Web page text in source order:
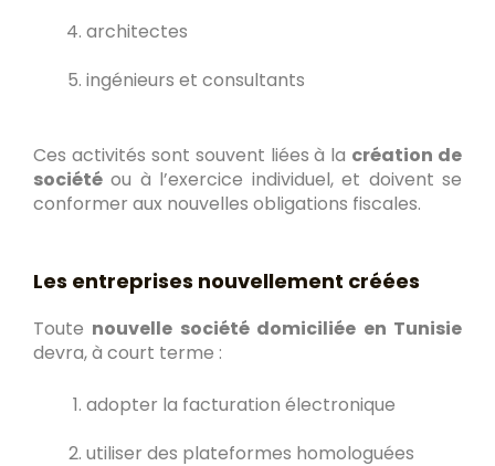
architectes
ingénieurs et consultants
Ces activités sont souvent liées à la création de
société ou à l’exercice individuel, et doivent se
conformer aux nouvelles obligations fiscales.
Les entreprises nouvellement créées
Toute nouvelle société domiciliée en Tunisie
devra, à court terme :
adopter la facturation électronique
utiliser des plateformes homologuées